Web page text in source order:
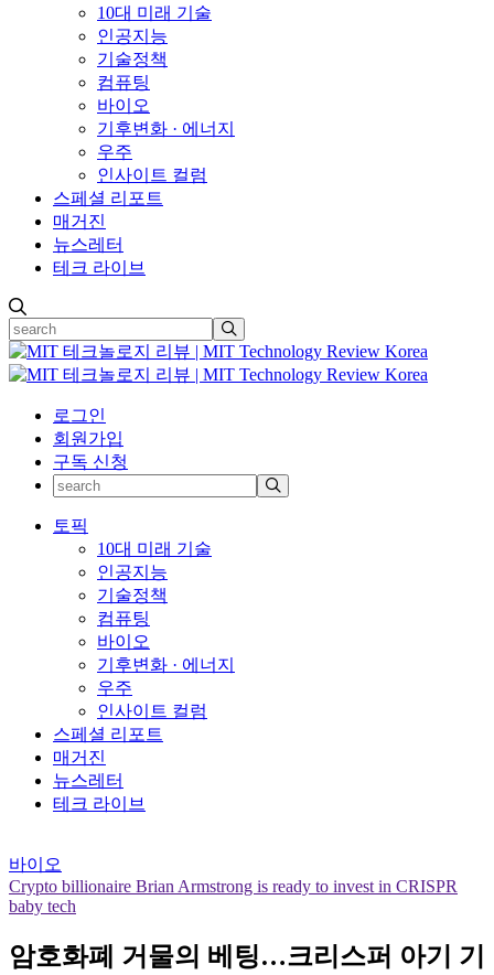
10대 미래 기술
인공지능
기술정책
컴퓨팅
바이오
기후변화 · 에너지
우주
인사이트 컬럼
스페셜 리포트
매거진
뉴스레터
테크 라이브
로그인
회원가입
구독 신청
토픽
10대 미래 기술
인공지능
기술정책
컴퓨팅
바이오
기후변화 · 에너지
우주
인사이트 컬럼
스페셜 리포트
매거진
뉴스레터
테크 라이브
바이오
Crypto billionaire Brian Armstrong is ready to invest in CRISPR
baby tech
암호화폐 거물의 베팅…크리스퍼 아기 기